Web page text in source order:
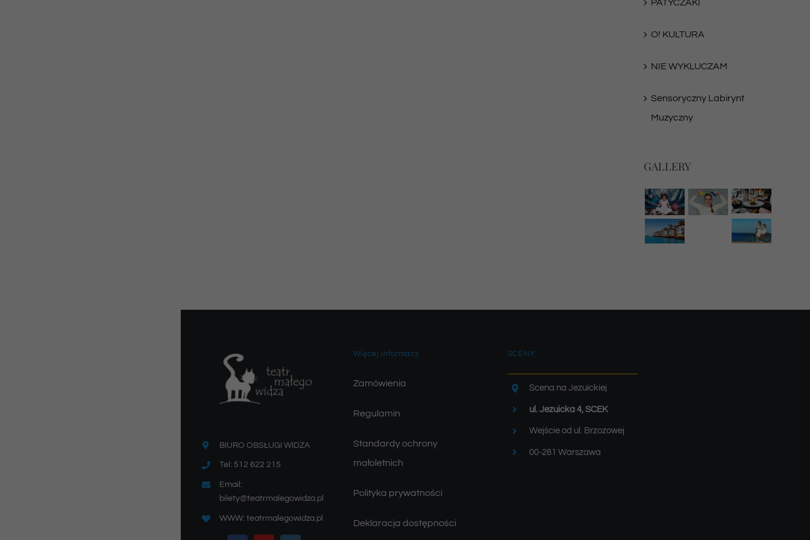
PATYCZAKI
O! KULTURA
NIE WYKLUCZAM
Sensoryczny Labirynt
Muzyczny
GALLERY
BIURO OBSŁUGI WIDZA
Tel: 512 622 215
Email:
bilety@teatrmalegowidza.pl
WWW: teatrmalegowidza.pl
Więcej informacji
Zamówienia
Regulamin
Standardy ochrony
małoletnich
Polityka prywatności
Deklaracja dostępności
SCENY:
Scena na Jezuickiej
ul. Jezuicka 4, SCEK
Wejście od ul. Brzozowej
00-281 Warszawa